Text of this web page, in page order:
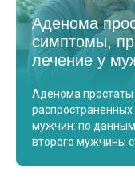
Аденома
симптомы,
лечение у
Аденома
распространенных
мужчин: по
второго мужчины